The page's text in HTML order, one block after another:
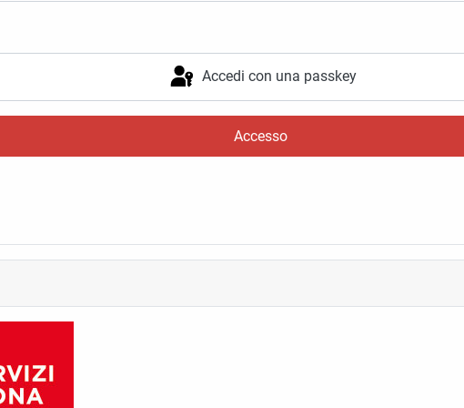
Accedi con una passkey
Accesso